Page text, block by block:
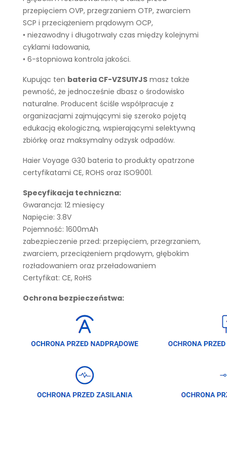
przepięciem OVP, przegrzaniem OTP, zwarciem
SCP i przeciążeniem prądowym OCP,
• niezawodny i długotrwały czas między kolejnymi
cyklami ładowania,
• 6-stopniowa kontrola jakości.
Kupując ten bateria CF-VZSU1YJS masz także
pewność, że jednocześnie dbasz o środowisko
naturalne. Producent ściśle współpracuje z
organizacjami zajmującymi się szeroko pojętą
edukacją ekologiczną, wspierającymi selektywną
zbiórkę oraz maksymalny odzysk odpadów.
Haier Voyage G30 bateria to produkty opatrzone
certyfikatami CE, ROHS oraz ISO9001.
Specyfikacja techniczna:
Gwarancja: 12 miesięcy
Napięcie: 3.8V
Pojemność: 1600mAh
zabezpieczenie przed: przepięciem, przegrzaniem,
zwarciem, przeciążeniem prądowym, głębokim
rozładowaniem oraz przeładowaniem
Certyfikat: CE, RoHS
Ochrona bezpieczeństwa: